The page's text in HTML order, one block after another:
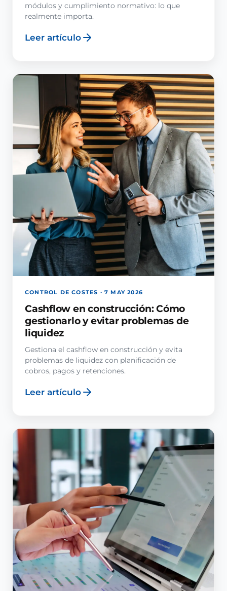
módulos y cumplimiento normativo: lo que
realmente importa.
Leer artículo
CONTROL DE COSTES · 7 MAY 2026
Cashflow en construcción: Cómo
gestionarlo y evitar problemas de
liquidez
Gestiona el cashflow en construcción y evita
problemas de liquidez con planificación de
cobros, pagos y retenciones.
Leer artículo